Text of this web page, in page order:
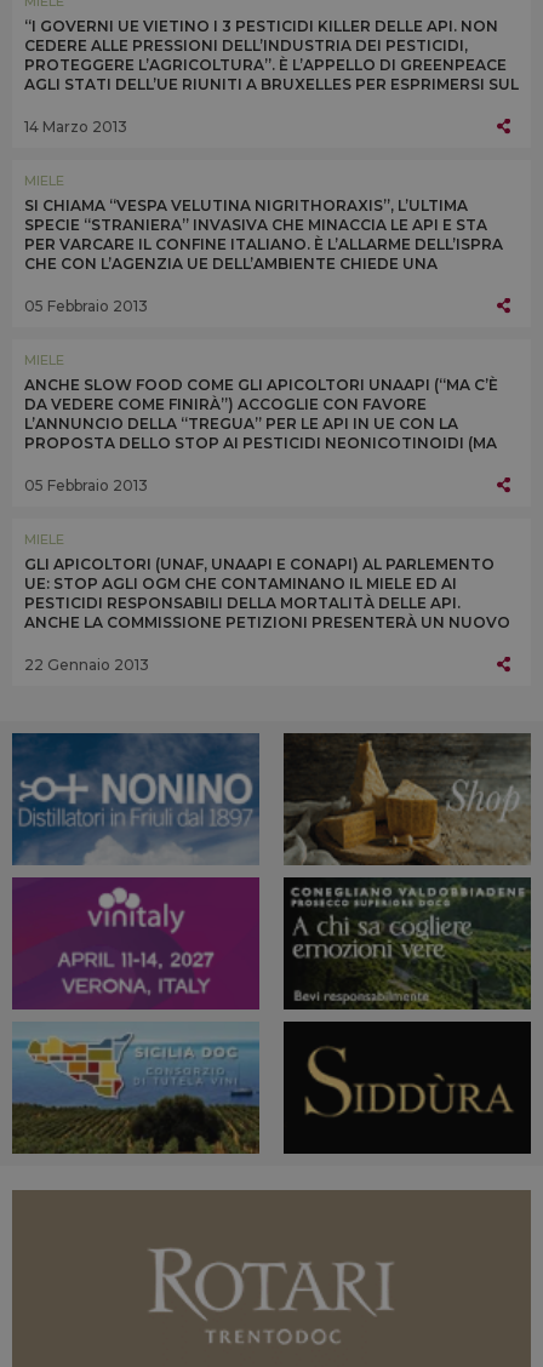
“I GOVERNI UE VIETINO I 3 PESTICIDI KILLER DELLE API. NON
CEDERE ALLE PRESSIONI DELL’INDUSTRIA DEI PESTICIDI,
PROTEGGERE L’AGRICOLTURA”. È L’APPELLO DI GREENPEACE
AGLI STATI DELL’UE RIUNITI A BRUXELLES PER ESPRIMERSI SUL
14 Marzo 2013
MIELE
SI CHIAMA “VESPA VELUTINA NIGRITHORAXIS”, L’ULTIMA
SPECIE “STRANIERA” INVASIVA CHE MINACCIA LE API E STA
PER VARCARE IL CONFINE ITALIANO. È L’ALLARME DELL’ISPRA
CHE CON L’AGENZIA UE DELL’AMBIENTE CHIEDE UNA
05 Febbraio 2013
MIELE
ANCHE SLOW FOOD COME GLI APICOLTORI UNAAPI (“MA C’È
DA VEDERE COME FINIRÀ”) ACCOGLIE CON FAVORE
L’ANNUNCIO DELLA “TREGUA” PER LE API IN UE CON LA
PROPOSTA DELLO STOP AI PESTICIDI NEONICOTINOIDI (MA
05 Febbraio 2013
MIELE
GLI APICOLTORI (UNAF, UNAAPI E CONAPI) AL PARLEMENTO
UE: STOP AGLI OGM CHE CONTAMINANO IL MIELE ED AI
PESTICIDI RESPONSABILI DELLA MORTALITÀ DELLE API.
ANCHE LA COMMISSIONE PETIZIONI PRESENTERÀ UN NUOVO
22 Gennaio 2013